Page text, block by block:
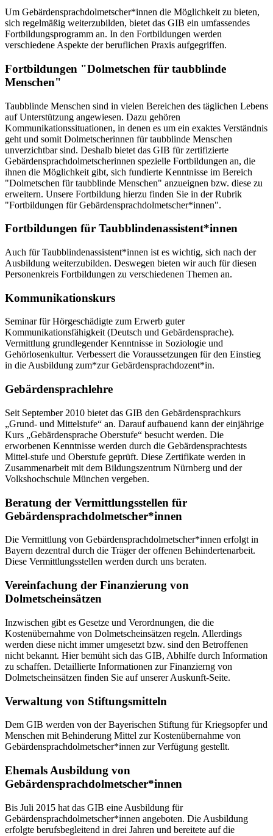
Um Gebärdensprachdolmetscher*innen die Möglichkeit zu bieten,
sich regelmäßig weiterzubilden, bietet das GIB ein umfassendes
Fortbildungsprogramm an. In den Fortbildungen werden
verschiedene Aspekte der beruflichen Praxis aufgegriffen.
Fortbildungen "Dolmetschen für taubblinde
Menschen"
Taubblinde Menschen sind in vielen Bereichen des täglichen Lebens
auf Unterstützung angewiesen. Dazu gehören
Kommunikationssituationen, in denen es um ein exaktes Verständnis
geht und somit Dolmetscherinnen für taubblinde Menschen
unverzichtbar sind. Deshalb bietet das GIB für zertifizierte
Gebärdensprachdolmetscherinnen spezielle Fortbildungen an, die
ihnen die Möglichkeit gibt, sich fundierte Kenntnisse im Bereich
"Dolmetschen für taubblinde Menschen" anzueignen bzw. diese zu
erweitern. Unsere Fortbildung hierzu finden Sie in der Rubrik
"Fortbildungen für Gebärdensprachdolmetscher*innen".
Fortbildungen für Taubblindenassistent*innen
Auch für Taubblindenassistent*innen ist es wichtig, sich nach der
Ausbildung weiterzubilden. Deswegen bieten wir auch für diesen
Personenkreis Fortbildungen zu verschiedenen Themen an.
Kommunikationskurs
Seminar für Hörgeschädigte zum Erwerb guter
Kommunikationsfähigkeit (Deutsch und Gebärdensprache).
Vermittlung grundlegender Kenntnisse in Soziologie und
Gehörlosenkultur. Verbessert die Voraussetzungen für den Einstieg
in die Ausbildung zum*zur Gebärdensprachdozent*in.
Gebärdensprachlehre
Seit September 2010 bietet das GIB den Gebärdensprachkurs
„Grund- und Mittelstufe“ an. Darauf aufbauend kann der einjährige
Kurs „Gebärdensprache Oberstufe“ besucht werden. Die
erworbenen Kenntnisse werden durch die Gebärdensprachtests
Mittel-stufe und Oberstufe geprüft. Diese Zertifikate werden in
Zusammenarbeit mit dem Bildungszentrum Nürnberg und der
Volkshochschule München vergeben.
Beratung der Vermittlungsstellen für
Gebärdensprachdolmetscher*innen
Die Vermittlung von Gebärdensprachdolmetscher*innen erfolgt in
Bayern dezentral durch die Träger der offenen Behindertenarbeit.
Diese Vermittlungsstellen werden durch uns beraten.
Vereinfachung der Finanzierung von
Dolmetscheinsätzen
Inzwischen gibt es Gesetze und Verordnungen, die die
Kostenübernahme von Dolmetscheinsätzen regeln. Allerdings
werden diese nicht immer umgesetzt bzw. sind den Betroffenen
nicht bekannt. Hier bemüht sich das GIB, Abhilfe durch Information
zu schaffen. Detaillierte Informationen zur Finanzierng von
Dolmetscheinsätzen finden Sie auf unserer Auskunft-Seite.
Verwaltung von Stiftungsmitteln
Dem GIB werden von der Bayerischen Stiftung für Kriegsopfer und
Menschen mit Behinderung Mittel zur Kostenübernahme von
Gebärdensprachdolmetscher*innen zur Verfügung gestellt.
Ehemals Ausbildung von
Gebärdensprachdolmetscher*innen
Bis Juli 2015 hat das GIB eine Ausbildung für
Gebärdensprachdolmetscher*innen angeboten. Die Ausbildung
erfolgte berufsbegleitend in drei Jahren und bereitete auf die